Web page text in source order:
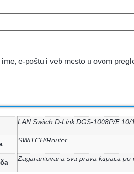
e-poštu i veb mesto u ovom
LAN Switch D-Link DGS-1008P/E
SWITCH/Router
Zagarantovana sva prava kupaca po